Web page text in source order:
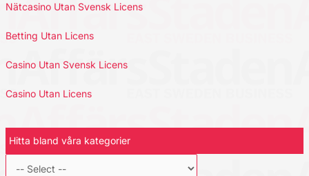
Nätcasino Utan Svensk Licens
Betting Utan Licens
Casino Utan Svensk Licens
Casino Utan Licens
Hitta bland våra kategorier